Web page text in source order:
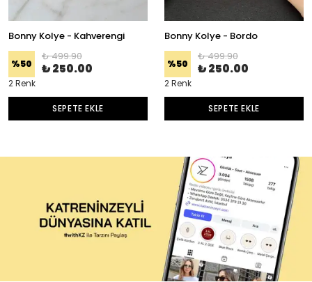
Bonny Kolye - Kahverengi
%50
₺ 499.90
₺ 250.00
2 Renk
SEPETE EKLE
Bonny Kolye - Bordo
%50
₺ 499.90
₺ 250.00
2 Renk
SEPETE EKLE